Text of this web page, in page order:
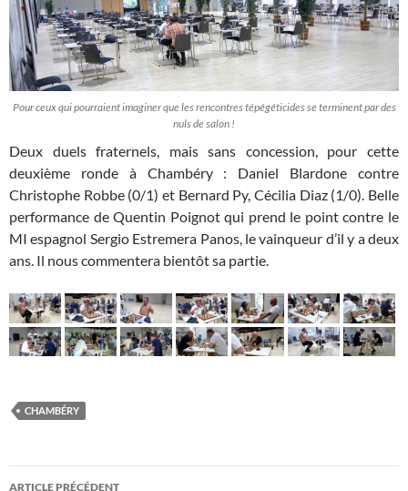
Pour ceux qui pourraient imaginer que les rencontres tépégéticides se terminent par des
nuls de salon !
Deux duels fraternels, mais sans concession, pour cette
deuxième ronde à Chambéry : Daniel Blardone contre
Christophe Robbe (0/1) et Bernard Py, Cécilia Diaz (1/0). Belle
performance de Quentin Poignot qui prend le point contre le
MI espagnol Sergio Estremera Panos, le vainqueur d’il y a deux
ans. Il nous commentera bientôt sa partie.
CHAMBÉRY
Navigation
ARTICLE PRÉCÉDENT